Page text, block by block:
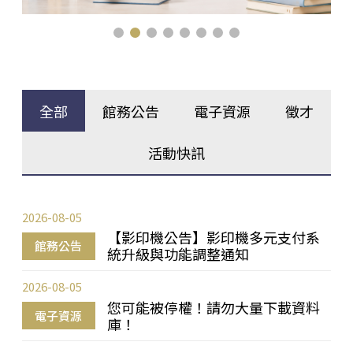
全部 館務公告 電子資源 徵才
活動快訊
館務公告
【影印機公告】影印機多元支付系
統升級與功能調整通知
2026-08-05
電子資源
您可能被停權！請勿大量下載資料
庫！
2026-08-05